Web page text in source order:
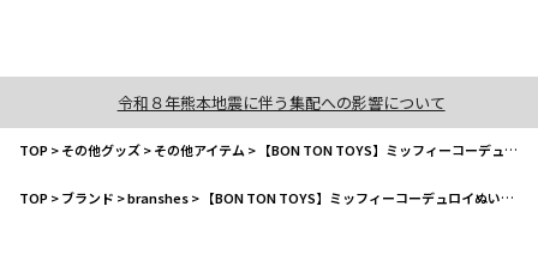
令和８年熊本地震に伴う集配への影響について
TOP>その他グッズ>その他アイテム > 【BON TON TOYS】ミッフィーコーデュロイぬいぐるみ23cm
TOP>ブランド >branshes> 【BON TON TOYS】ミッフィーコーデュロイぬいぐるみ23cm